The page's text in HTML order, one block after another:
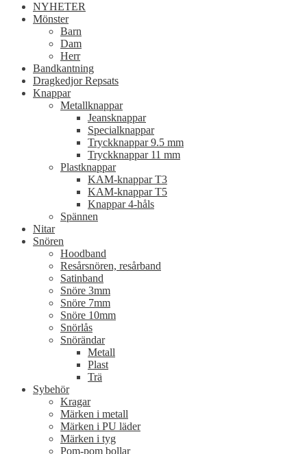
NYHETER
Mönster
Barn
Dam
Herr
Bandkantning
Dragkedjor Repsats
Knappar
Metallknappar
Jeansknappar
Specialknappar
Tryckknappar 9.5 mm
Tryckknappar 11 mm
Plastknappar
KAM-knappar T3
KAM-knappar T5
Knappar 4-håls
Spännen
Nitar
Snören
Hoodband
Resårsnören, resårband
Satinband
Snöre 3mm
Snöre 7mm
Snöre 10mm
Snörlås
Snörändar
Metall
Plast
Trä
Sybehör
Kragar
Märken i metall
Märken i PU läder
Märken i tyg
Pom-pom bollar